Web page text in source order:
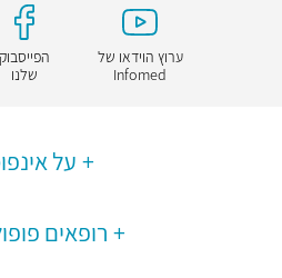
ערוץ הוידאו של
Infomed
הפייסבוק
שלנו
על
רופאים